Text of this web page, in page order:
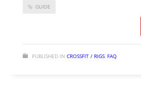
GUIDE
PUBLISHED IN CROSSFIT / RIGS, FAQ